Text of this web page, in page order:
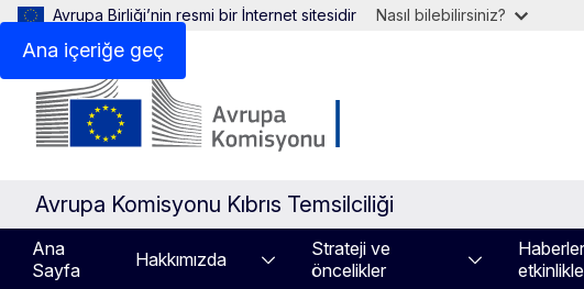
Ana içeriğe geç
Avrupa Birliği’nin resmi bir İnternet sitesidir Nasıl bilebilirsiniz?
Avrupa Komisyonu Kıbrıs Temsilciliği
Ana
Sayfa
Hakkımızda
Strateji ve
öncelikler